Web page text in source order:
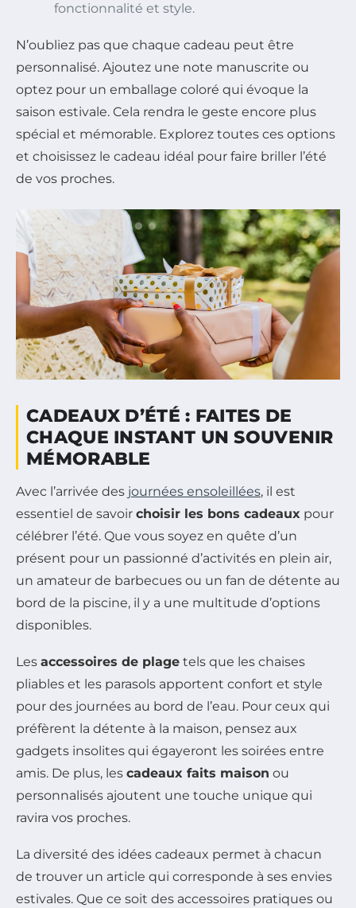
fonctionnalité et style.
N’oubliez pas que chaque cadeau peut être
personnalisé. Ajoutez une note manuscrite ou
optez pour un emballage coloré qui évoque la
saison estivale. Cela rendra le geste encore plus
spécial et mémorable. Explorez toutes ces options
et choisissez le cadeau idéal pour faire briller l’été
de vos proches.
CADEAUX D’ÉTÉ : FAITES DE
CHAQUE INSTANT UN SOUVENIR
MÉMORABLE
Avec l’arrivée des journées ensoleillées, il est
essentiel de savoir choisir les bons cadeaux pour
célébrer l’été. Que vous soyez en quête d’un
présent pour un passionné d’activités en plein air,
un amateur de barbecues ou un fan de détente au
bord de la piscine, il y a une multitude d’options
disponibles.
Les accessoires de plage tels que les chaises
pliables et les parasols apportent confort et style
pour des journées au bord de l’eau. Pour ceux qui
préfèrent la détente à la maison, pensez aux
gadgets insolites qui égayeront les soirées entre
amis. De plus, les cadeaux faits maison ou
personnalisés ajoutent une touche unique qui
ravira vos proches.
La diversité des idées cadeaux permet à chacun
de trouver un article qui corresponde à ses envies
estivales. Que ce soit des accessoires pratiques ou